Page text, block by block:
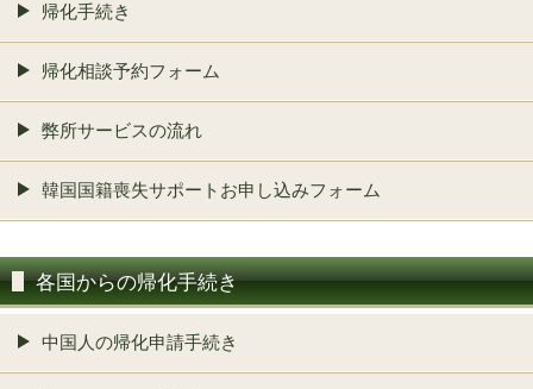
帰化手続き
帰化相談予約フォーム
弊所サービスの流れ
韓国国籍喪失サポートお申し込みフォーム
各国からの帰化手続き
中国人の帰化申請手続き